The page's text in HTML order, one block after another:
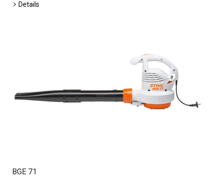
Details
BGE 71